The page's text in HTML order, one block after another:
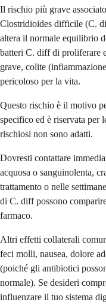
Il rischio più grave
Clostridioides difficile (C.
altera il normale equilibrio
batteri C. diff di proliferare
grave, colite
pericoloso per la vita.
Questo rischio è il motivo
specifico ed è riservata
rischiosi non sono adatti.
Dovresti contattare
acquosa o sanguinolenta,
trattamento o nelle
di C. diff possono
farmaco.
Altri effetti collaterali
feci molli, nausea, dolore
(poiché gli antibiotici
normale). Se desideri
influenzare il tuo sistema